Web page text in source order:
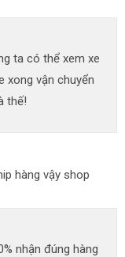
ta có thể xem xe
xong vận chuyển
thế!
hàng vậy shop
nhận đúng hàng